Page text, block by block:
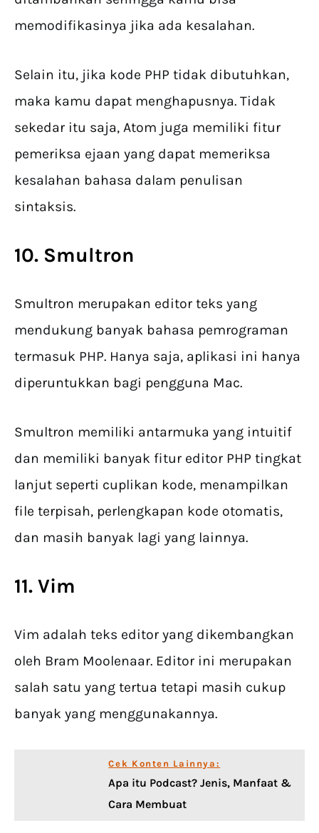
memodifikasinya jika ada kesalahan.
Selain itu, jika kode PHP tidak dibutuhkan,
maka kamu dapat menghapusnya. Tidak
sekedar itu saja, Atom juga memiliki fitur
pemeriksa ejaan yang dapat memeriksa
kesalahan bahasa dalam penulisan
sintaksis.
10. Smultron
Smultron merupakan editor teks yang
mendukung banyak bahasa pemrograman
termasuk PHP. Hanya saja, aplikasi ini hanya
diperuntukkan bagi pengguna Mac.
Smultron memiliki antarmuka yang intuitif
dan memiliki banyak fitur editor PHP tingkat
lanjut seperti cuplikan kode, menampilkan
file terpisah, perlengkapan kode otomatis,
dan masih banyak lagi yang lainnya.
11. Vim
Vim adalah teks editor yang dikembangkan
oleh Bram Moolenaar. Editor ini merupakan
salah satu yang tertua tetapi masih cukup
banyak yang menggunakannya.
Cek Konten Lainnya:
Apa itu Podcast? Jenis, Manfaat &
Cara Membuat